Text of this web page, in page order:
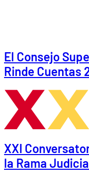
El Consejo
Rinde Cuentas
XXI
la Rama